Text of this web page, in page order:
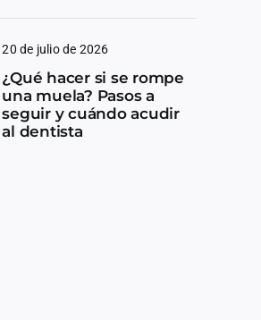
20 de julio de 2026
¿Qué hacer si se rompe
una muela? Pasos a
seguir y cuándo acudir
al dentista